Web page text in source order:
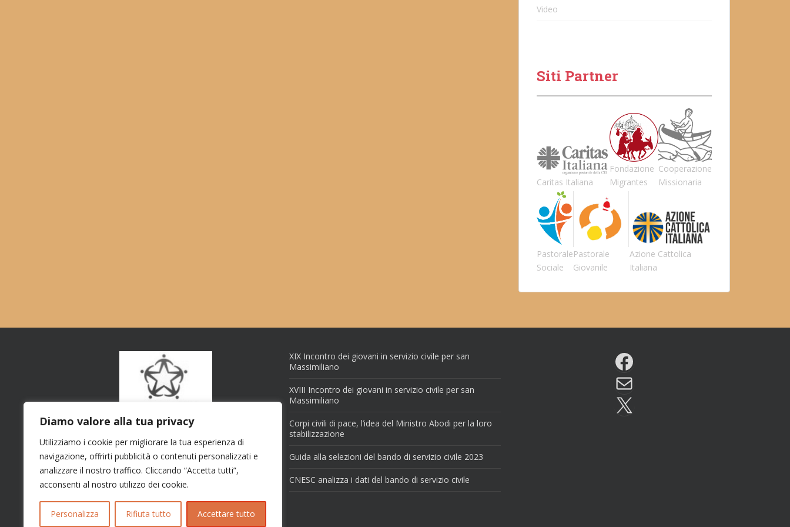
Diamo valore alla tua privacy
Utilizziamo i cookie per migliorare la tua esperienza di
navigazione, offrirti pubblicità o contenuti personalizzati e
analizzare il nostro traffico. Cliccando “Accetta tutti”,
acconsenti al nostro utilizzo dei cookie.
Personalizza Rifiuta tutto Accettare tutto
Video
Siti Partner
Caritas Italiana
Fondazione
Migrantes
Cooperazione
Missionaria
Pastorale
Sociale
Pastorale
Giovanile
Azione Cattolica
Italiana
XIX Incontro dei giovani in servizio civile per san
Massimiliano
XVIII Incontro dei giovani in servizio civile per san
Massimiliano
Corpi civili di pace, l’idea del Ministro Abodi per la loro
stabilizzazione
Guida alla selezioni del bando di servizio civile 2023
CNESC analizza i dati del bando di servizio civile
Facebook
Email
X